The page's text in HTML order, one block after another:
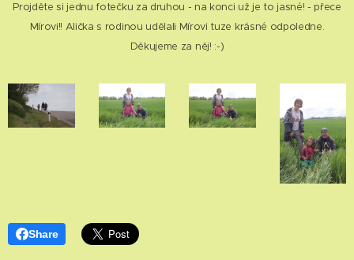
Projděte si jednu fotečku za druhou - na konci už je to jasné! - přece
Mírovi!! Alička s rodinou udělali Mírovi tuze krásné odpoledne.
Děkujeme za něj! :-)
Share